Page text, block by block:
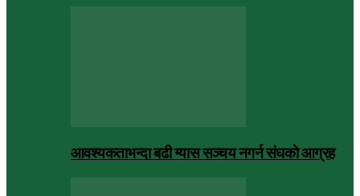
आवश्यकताभन्दा बढी ग्यास सञ्चय नगर्न संघकाे आग्रह